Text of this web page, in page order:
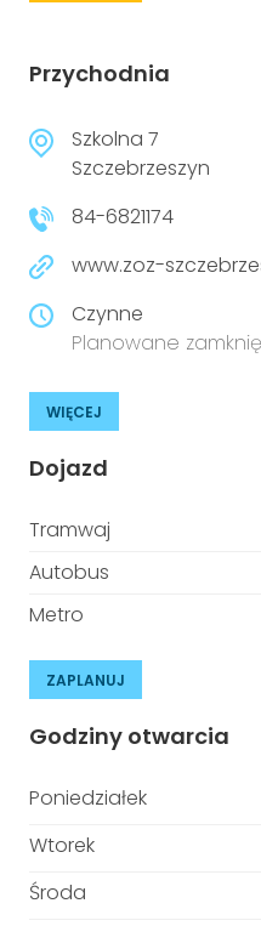
Przychodnia
Szkolna 7
Szczebrzeszyn
84-6821174
www.zoz-
Czynne
Planowane
WIĘCEJ
Dojazd
Tramwaj
Autobus
Metro
ZAPLANUJ
Godziny otwarcia
Poniedziałek
Wtorek
Środa